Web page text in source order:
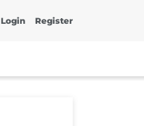
Login Register